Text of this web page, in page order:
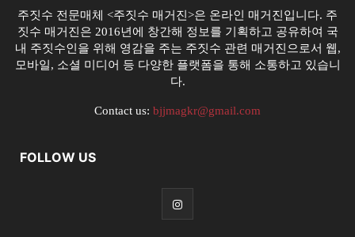
주짓수 전문매체 <주짓수 매거진>은 온라인 매거진입니다. 주
짓수 매거진은 2016년에 창간해 정보를 기획하고 공유하여 국
내 주짓수인을 위해 영감을 주는 주짓수 관련 매거진으로서 웹,
모바일, 소셜 미디어 등 다양한 플랫폼을 통해 소통하고 있습니
다.
Contact us: bjjmagkr@gmail.com
FOLLOW US